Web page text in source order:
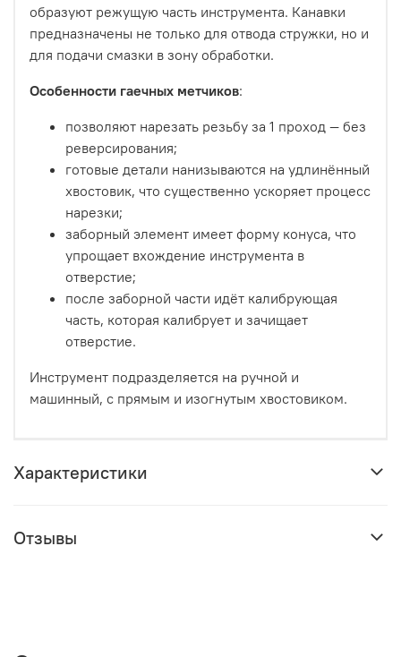
образуют режущую часть инструмента. Канавки
предназначены не только для отвода стружки, но и
для подачи смазки в зону обработки.
Особенности гаечных метчиков:
позволяют нарезать резьбу за 1 проход — без
реверсирования;
готовые детали нанизываются на удлинённый
хвостовик, что существенно ускоряет процесс
нарезки;
заборный элемент имеет форму конуса, что
упрощает вхождение инструмента в
отверстие;
после заборной части идёт калибрующая
часть, которая калибрует и зачищает
отверстие.
Инструмент подразделяется на ручной и
машинный, с прямым и изогнутым хвостовиком.
Характеристики
Отзывы